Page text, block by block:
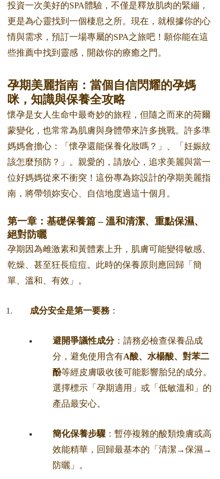
投資一次美好的SPA體驗，不僅是釋放肌肉的緊繃，
更是為心靈找到一個棲息之所。現在，就根據你的心
情與需求，預訂一場專屬的SPA之旅吧！願你能在這
些推薦中找到靈感，開啟你的療癒之門。
孕期美麗指南：當個自信閃耀的孕媽
咪，知識與保養全攻略
懷孕是女人生命中最奇妙的旅程，但隨之而來的荷爾
蒙變化，也常常為肌膚與身體帶來許多挑戰。許多準
媽媽會擔心：「懷孕還能保養化妝嗎？」、「妊娠紋
該怎麼預防？」。親愛的，請放心，追求美麗與當一
位好媽媽從來不衝突！這份專為妳設計的孕期美麗指
南，將帶領妳安心、自信地度過這十個月。
第一章：基礎保養篇 – 溫和清潔、重點保濕、
絕對防曬
孕期因為雌激素和黃體素上升，肌膚可能變得敏感、
乾燥、甚至狂長痘痘。此時的保養原則應回歸「簡
單、溫和、有效」。
成分安全是第一要務：
避開爭議性成分：請務必檢查保養品成
分，避免使用含有A酸、水楊酸、對苯二
酚等經皮膚吸收後可能影響胎兒的成分。
選擇標示「孕期適用」或「低敏溫和」的
產品最安心。
簡化保養步驟 ：暫停複雜的酸類煥膚或高
效能精華，回歸最基本的「清潔→保濕→
防曬」。